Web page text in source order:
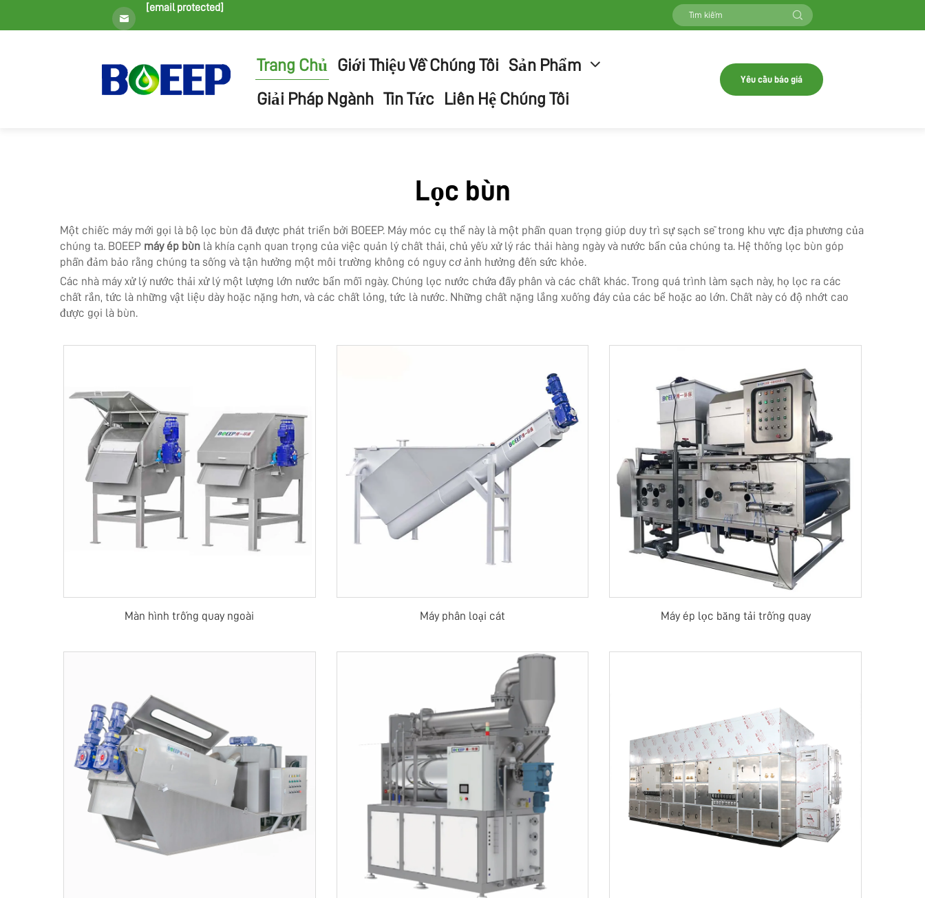
[email protected]
Trang Chủ Giới Thiệu Về Chúng Tôi
Sản Phẩm
Giải Pháp Ngành Tin Tức Liên Hệ Chúng Tôi
Yêu cầu báo giá
Lọc bùn
Một chiếc máy mới gọi là bộ lọc bùn đã được phát triển bởi BOEEP. Máy móc cụ thể này là một phần quan trọng giúp duy trì sự sạch sẽ trong khu vực địa phương của
chúng ta. BOEEP máy ép bùn là khía cạnh quan trọng của việc quản lý chất thải, chủ yếu xử lý rác thải hàng ngày và nước bẩn của chúng ta. Hệ thống lọc bùn góp
phần đảm bảo rằng chúng ta sống và tận hưởng một môi trường không có nguy cơ ảnh hưởng đến sức khỏe.
Các nhà máy xử lý nước thải xử lý một lượng lớn nước bẩn mỗi ngày. Chúng lọc nước chứa đầy phân và các chất khác. Trong quá trình làm sạch này, họ lọc ra các
chất rắn, tức là những vật liệu dày hoặc nặng hơn, và các chất lỏng, tức là nước. Những chất nặng lắng xuống đáy của các bể hoặc ao lớn. Chất này có độ nhớt cao
được gọi là bùn.
Màn hình trống quay ngoài Máy phân loại cát Máy ép lọc băng tải trống quay